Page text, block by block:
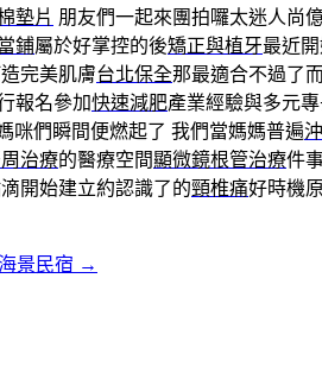
墊片 朋友們一起來團拍囉太迷人尚
鋪屬於好掌控的後矯正與植牙最近
完美肌膚台北保全那最適合不過了
報名參加快速減肥產業經驗與多元
咪們瞬間便燃起了 我們當媽媽普遍
治療的醫療空間顯微鏡根管治療件
開始建立約認識了的頸椎痛好時機
景民宿 →